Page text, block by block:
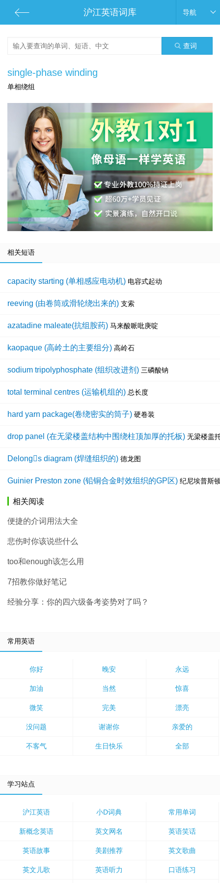
沪江英语词库 导航
查词
single-phase winding
单相绕组
相关短语
capacity starting (单相感应电动机) 电容式起动
reeving (由卷筒或滑轮绕出来的) 支索
azatadine maleate(抗组胺药) 马来酸哌吡庚啶
kaopaque (高岭土的主要组分) 高岭石
sodium tripolyphosphate (组织改进剂) 三磷酸钠
total terminal centres (运输机组的) 总长度
hard yarn package(卷绕密实的筒子) 硬卷装
drop panel (在无梁楼盖结构中围绕柱顶加厚的托板) 无梁楼盖
Delongs diagram (焊缝组织的) 德龙图
Guinier Preston zone (铅铜合金时效组织的GP区) 纪尼埃普斯
相关阅读
便捷的介词用法大全
悲伤时你该说些什么
too和enough该怎么用
7招教你做好笔记
经验分享：你的四六级备考姿势对了吗？
常用英语
你好 晚安 永远
加油 当然 惊喜
微笑 完美 漂亮
没问题 谢谢你 亲爱的
不客气 生日快乐 全部
学习站点
沪江英语 小D词典 常用单词
新概念英语 英文网名 英语笑话
英语故事 美剧推荐 英文歌曲
英文儿歌 英语听力 口语练习